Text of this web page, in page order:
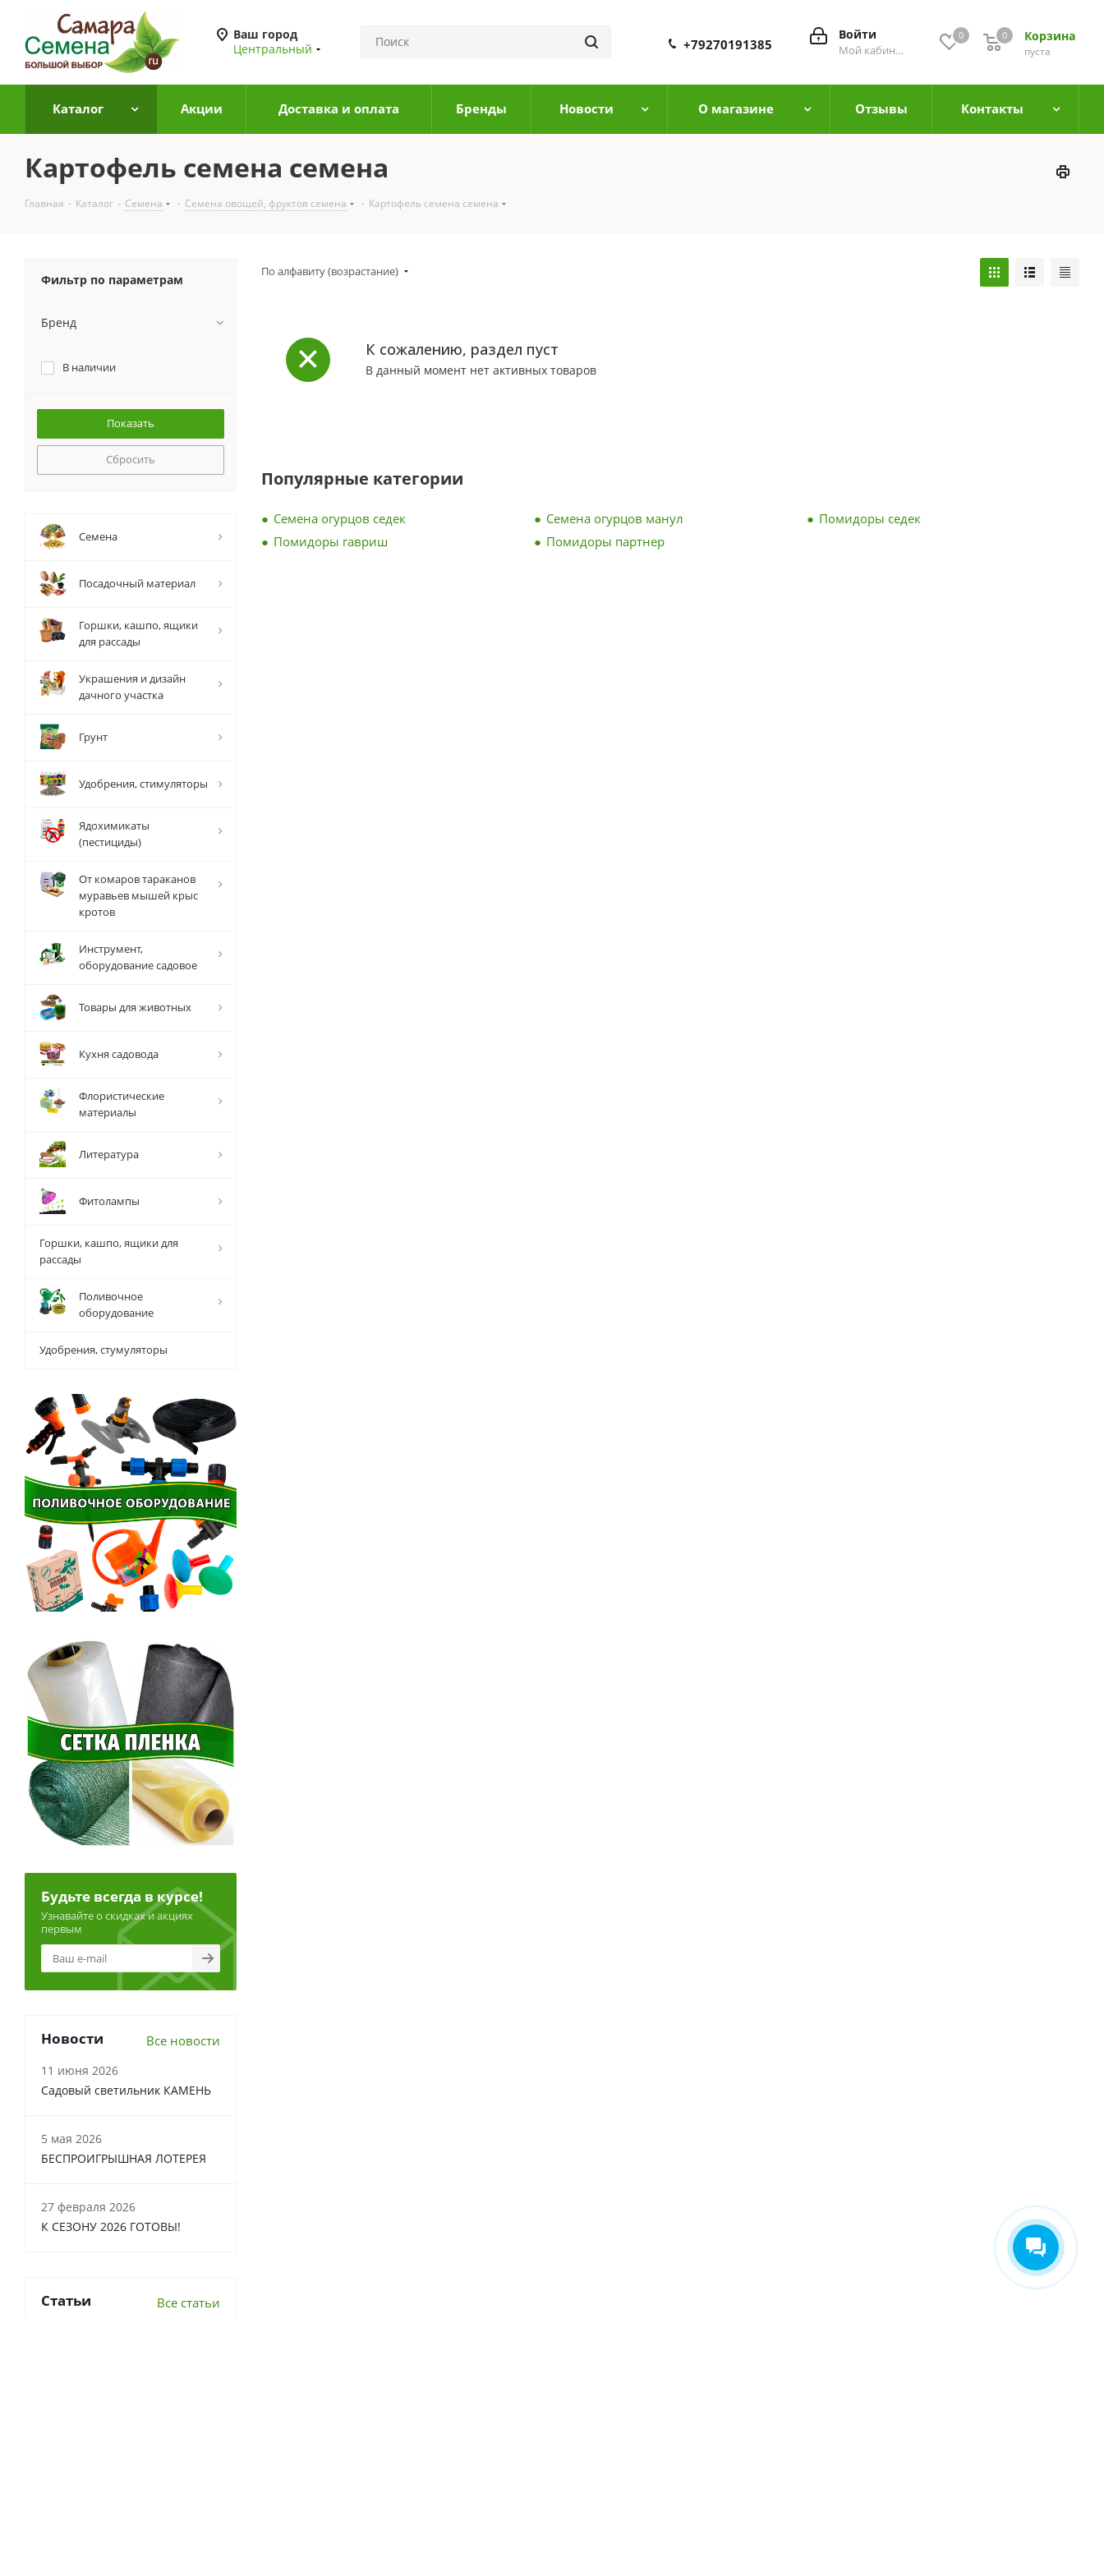
Ваш город
Центральный
0 Корзина
0
пуста
0
Войти
Мой кабинет
+79270191385
Каталог Акции Доставка и оплата Бренды Новости О магазине Отзывы Контакты
Картофель семена семена
Главная - Каталог - Семена - Семена овощей, фруктов семена - Картофель семена семена
По алфавиту (возрастание)
К сожалению, раздел пуст
В данный момент нет активных товаров
Популярные категории
Семена огурцов седек Семена огурцов манул
Помидоры седек
Помидоры гавриш
Помидоры партнер
Фильтр по параметрам
Бренд
В наличии
Сбросить
Семена
Посадочный материал
Горшки, кашпо, ящики
для рассады
Украшения и дизайн
дачного участка
Грунт
Удобрения, стимуляторы
Ядохимикаты
(пестициды)
От комаров тараканов
муравьев мышей крыс
кротов
Инструмент,
оборудование садовое
Товары для животных
Кухня садовода
Флористические
материалы
Литература
Фитолампы
Горшки, кашпо, ящики для
рассады
Поливочное
оборудование
Удобрения, стумуляторы
Будьте всегда в курсе!
Узнавайте о скидках и акциях
первым
Новости Все новости
11 июня 2026
Садовый светильник КАМЕНЬ
5 мая 2026
БЕСПРОИГРЫШНАЯ ЛОТЕРЕЯ
27 февраля 2026
К СЕЗОНУ 2026 ГОТОВЫ!
Статьи Все статьи